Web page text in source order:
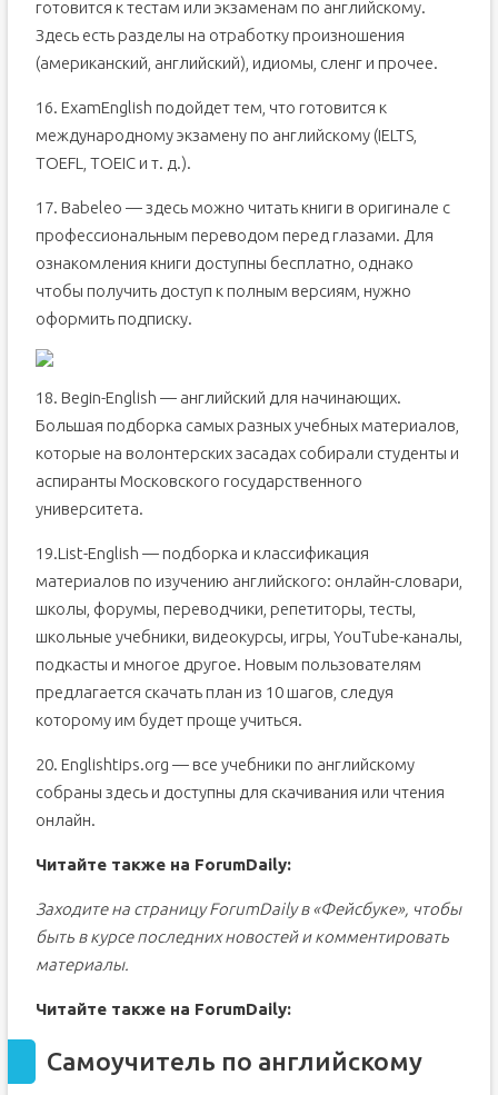
готовится к тестам или экзаменам по английскому.
Здесь есть разделы на отработку произношения
(американский, английский), идиомы, сленг и прочее.
16. ЕxamEnglish подойдет тем, что готовится к
международному экзамену по английскому (IELTS,
TOEFL, TOEIC и т. д.).
17. Babeleo — здесь можно читать книги в оригинале с
профессиональным переводом перед глазами. Для
ознакомления книги доступны бесплатно, однако
чтобы получить доступ к полным версиям, нужно
оформить подписку.
18. Begin-English — английский для начинающих.
Большая подборка самых разных учебных материалов,
которые на волонтерских засадах собирали студенты и
аспиранты Московского государственного
университета.
19.List-English — подборка и классификация
материалов по изучению английского: онлайн-словари,
школы, форумы, переводчики, репетиторы, тесты,
школьные учебники, видеокурсы, игры, YouTube-каналы,
подкасты и многое другое. Новым пользователям
предлагается скачать план из 10 шагов, следуя
которому им будет проще учиться.
20. Englishtips.org — все учебники по английскому
собраны здесь и доступны для скачивания или чтения
онлайн.
Читайте также на ForumDaily:
Заходите на страницу ForumDaily в «Фейсбуке», чтобы
быть в курсе последних новостей и комментировать
материалы.
Читайте также на ForumDaily:
Самоучитель по английскому